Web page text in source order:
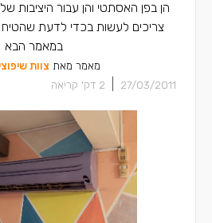
הן בפן האסתטי והן עבור היציבות
צריכים לעשות בכדי לדעת שהטיח
במאמר הבא
מאמר מאת צוות
27/03/2011
2 דק' קריאה